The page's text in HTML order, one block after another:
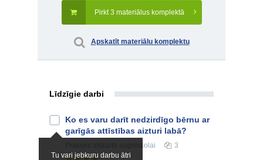
Pirkt 3 materiālus komplektā
Apskatīt materiālu komplektu
Līdzīgie darbi
Tu vari jebkuru darbu ātri
Ko es varu darīt nedzirdīgo bērnu ar
garīgās attīstības aizturi labā?
augstskolai 3